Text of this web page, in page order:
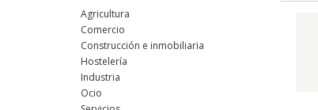
Agricultura
Comercio
Construcción e inmobiliaria
Hostelería
Industria
Ocio